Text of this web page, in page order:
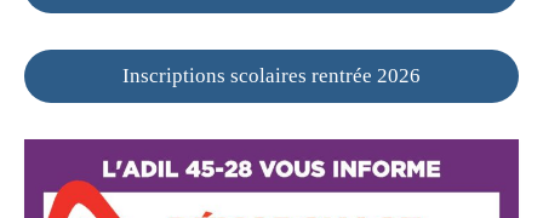
Inscriptions scolaires rentrée 2026